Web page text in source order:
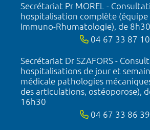
Secrétariat Pr MOREL -
hospitalisation complète (équipe
Immuno-Rhumatologie), de
04 67 33 87 10
Secrétariat Dr SZAFORS -
hospitalisations de jour et
médicale pathologies
des articulations, ostéoporose),
16h30
04 67 33 86 39